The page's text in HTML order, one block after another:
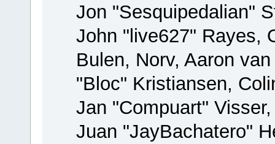
Jon "Sesquipedalian"
John "live627" Rayes,
Bulen, Norv, Aaron
"Bloc" Kristiansen,
Jan "Compuart"
Juan "JayBachatero"